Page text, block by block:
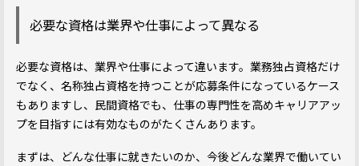
必要な資格は業界や仕事によって異なる
必要な資格は、業界や仕事によって違います。業務独占資格だけ
でなく、名称独占資格を持つことが応募条件になっているケース
もありますし、民間資格でも、仕事の専門性を高めキャリアアッ
プを目指すには有効なものがたくさんあります。
まずは、どんな仕事に就きたいのか、今後どんな業界で働いてい